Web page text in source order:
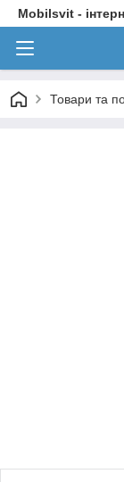
Mobilsvit -
Товари та